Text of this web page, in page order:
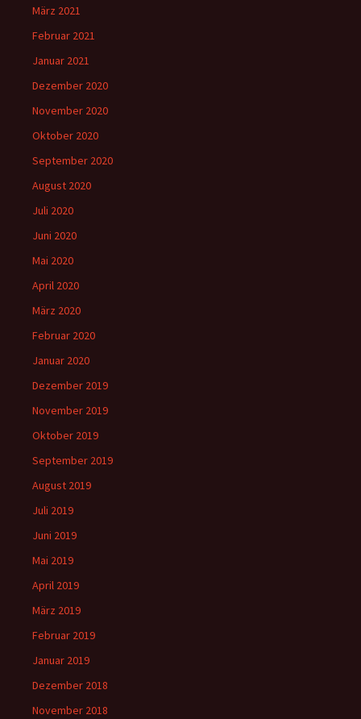
März 2021
Februar 2021
Januar 2021
Dezember 2020
November 2020
Oktober 2020
September 2020
August 2020
Juli 2020
Juni 2020
Mai 2020
April 2020
März 2020
Februar 2020
Januar 2020
Dezember 2019
November 2019
Oktober 2019
September 2019
August 2019
Juli 2019
Juni 2019
Mai 2019
April 2019
März 2019
Februar 2019
Januar 2019
Dezember 2018
November 2018